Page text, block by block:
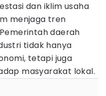
dan iklim usaha
menjaga tren
daerah
tidak hanya
tetapi juga
masyarakat lokal.